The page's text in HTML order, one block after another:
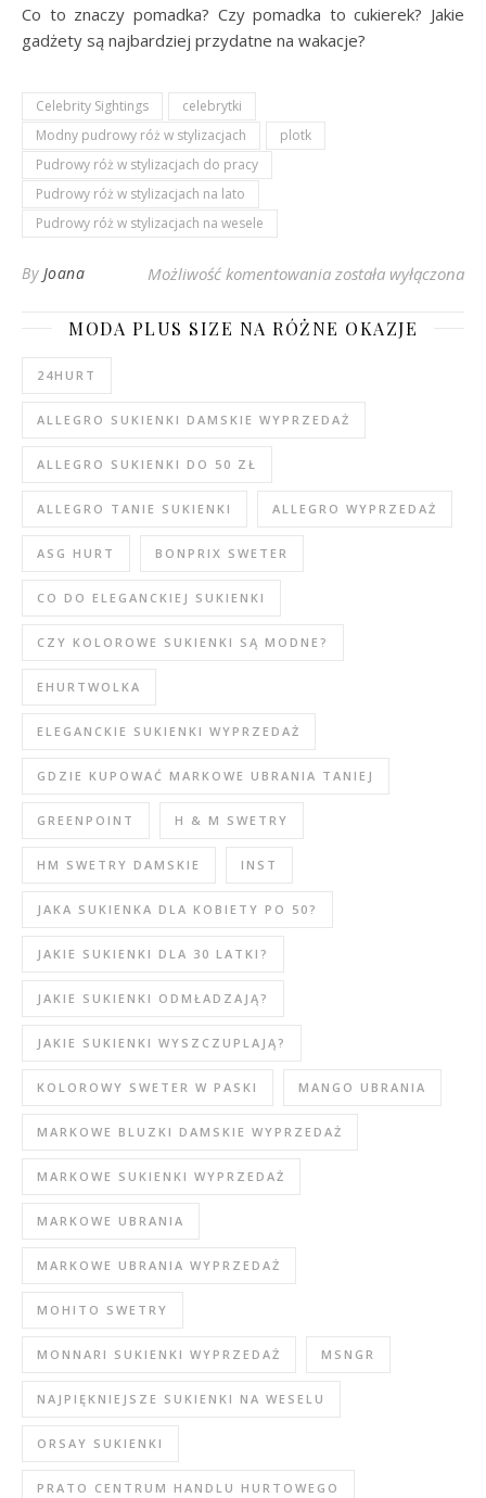
Co to znaczy pomadka? Czy pomadka to cukierek? Jakie
gadżety są najbardziej przydatne na wakacje?
Celebrity Sightings
celebrytki
Modny pudrowy róż w stylizacjach
plotk
Pudrowy róż w stylizacjach do pracy
Pudrowy róż w stylizacjach na lato
Pudrowy róż w stylizacjach na wesele
By Joana Możliwość komentowania Pudrowy róż w
została wyłączona
MODA PLUS SIZE NA RÓŻNE OKAZJE
24HURT
ALLEGRO SUKIENKI DAMSKIE WYPRZEDAŻ
ALLEGRO SUKIENKI DO 50 ZŁ
ALLEGRO TANIE SUKIENKI ALLEGRO WYPRZEDAŻ
ASG HURT BONPRIX SWETER
CO DO ELEGANCKIEJ SUKIENKI
CZY KOLOROWE SUKIENKI SĄ MODNE?
EHURTWOLKA
ELEGANCKIE SUKIENKI WYPRZEDAŻ
GDZIE KUPOWAĆ MARKOWE UBRANIA TANIEJ
GREENPOINT H & M SWETRY
HM SWETRY DAMSKIE INST
JAKA SUKIENKA DLA KOBIETY PO 50?
JAKIE SUKIENKI DLA 30 LATKI?
JAKIE SUKIENKI ODMŁADZAJĄ?
JAKIE SUKIENKI WYSZCZUPLAJĄ?
KOLOROWY SWETER W PASKI MANGO UBRANIA
MARKOWE BLUZKI DAMSKIE WYPRZEDAŻ
MARKOWE SUKIENKI WYPRZEDAŻ
MARKOWE UBRANIA
MARKOWE UBRANIA WYPRZEDAŻ
MOHITO SWETRY
MONNARI SUKIENKI WYPRZEDAŻ MSNGR
NAJPIĘKNIEJSZE SUKIENKI NA WESELU
ORSAY SUKIENKI
PRATO CENTRUM HANDLU HURTOWEGO